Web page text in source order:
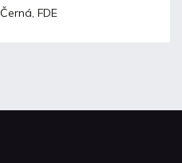
Černá, FDE